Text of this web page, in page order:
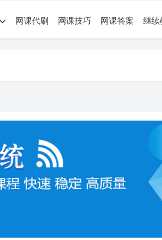
网课代刷 网课技巧 网课答案 继续